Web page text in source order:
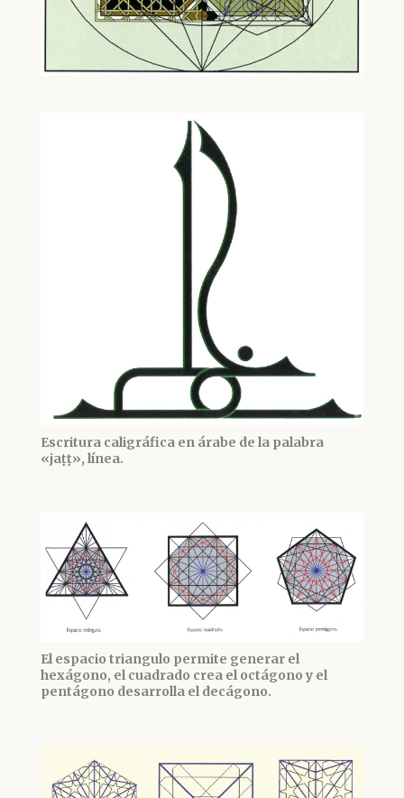
Escritura caligráfica en árabe de la palabra
«jaṭṭ», línea.
El espacio triangulo permite generar el
hexágono, el cuadrado crea el octágono y el
pentágono desarrolla el decágono.